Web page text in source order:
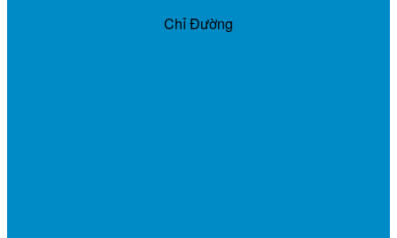
Chỉ Đường